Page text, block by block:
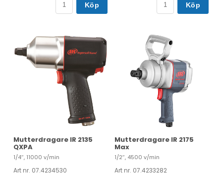
Köp Köp
Mutterdragare IR 2135
QXPA
1/4″, 11000 v/min
Art nr. 07.4234530
Mutterdragare IR 2175
Max
1/2″, 4500 v/min
Art nr. 07.4233282